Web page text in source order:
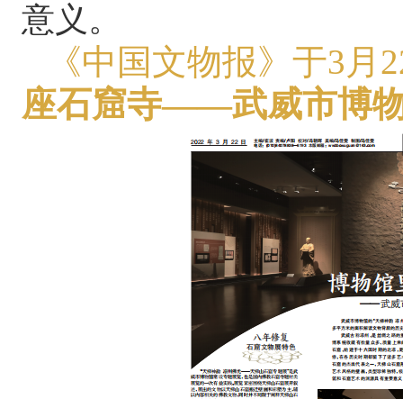
意义。
《中国文物报》于3月
座石窟寺——武威市博物